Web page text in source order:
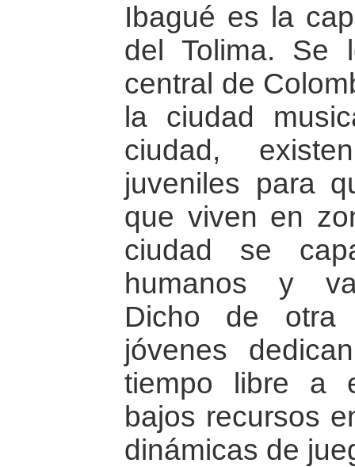
Ibagué es la
del Tolima. Se
central de
la ciudad
ciudad,
juveniles para
que viven en
ciudad se
humanos y
Dicho de
jóvenes
tiempo libre a
bajos recursos
dinámicas de